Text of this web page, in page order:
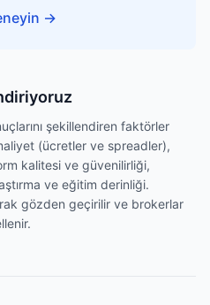
→
şekillendiren faktörler
(ücretler ve spreadler),
kalitesi ve güvenilirliği,
ve eğitim derinliği.
gözden geçirilir ve brokerlar